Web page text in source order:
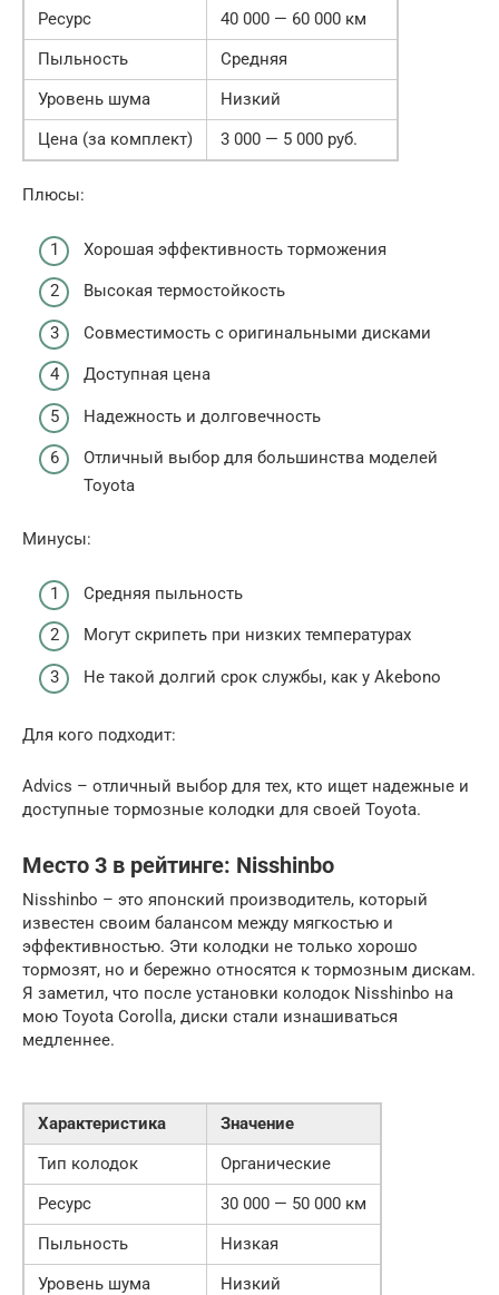
Ресурс
40 000 — 60 000 км
Пыльность
Средняя
Уровень шума
Низкий
Цена (за комплект)
3 000 — 5 000 руб.
Плюсы:
Хорошая эффективность торможения
Высокая термостойкость
Совместимость с оригинальными дисками
Доступная цена
Надежность и долговечность
Отличный выбор для большинства моделей
Toyota
Минусы:
Средняя пыльность
Могут скрипеть при низких температурах
Не такой долгий срок службы, как у Akebono
Для кого подходит:
Advics – отличный выбор для тех, кто ищет надежные и
доступные тормозные колодки для своей Toyota.
Место 3 в рейтинге: Nisshinbo
Nisshinbo – это японский производитель, который
известен своим балансом между мягкостью и
эффективностью. Эти колодки не только хорошо
тормозят, но и бережно относятся к тормозным дискам.
Я заметил, что после установки колодок Nisshinbo на
мою Toyota Corolla, диски стали изнашиваться
медленнее.
Характеристика
Значение
Тип колодок
Органические
Ресурс
30 000 — 50 000 км
Пыльность
Низкая
Уровень шума
Низкий